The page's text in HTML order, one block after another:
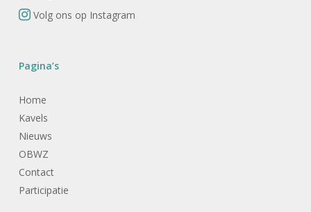
Volg ons op Instagram
Pagina’s
Home
Kavels
Nieuws
OBWZ
Contact
Participatie